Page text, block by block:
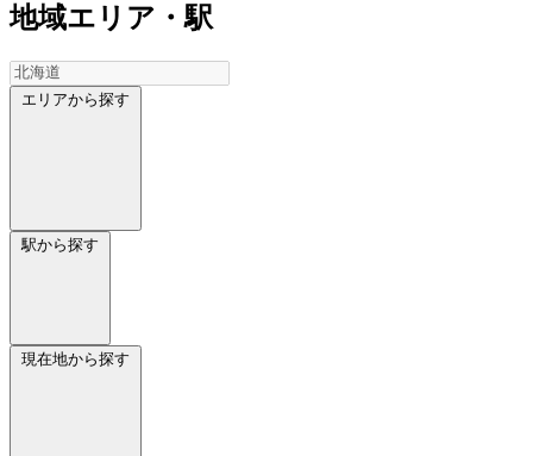
地域エリア・駅
エリアから探す
駅から探す
現在地から探す